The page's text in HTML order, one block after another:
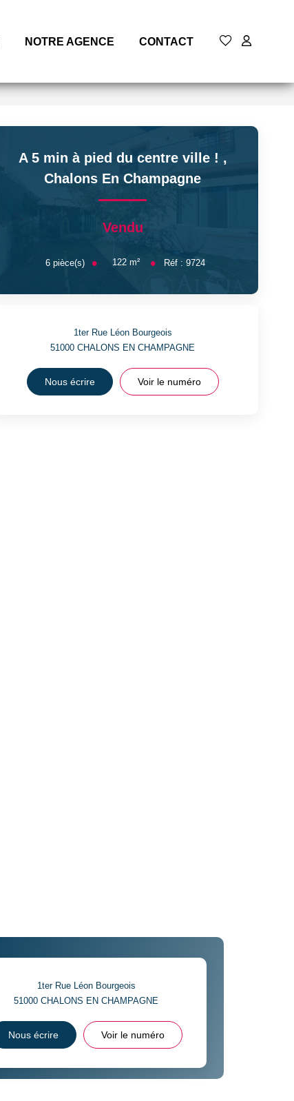
NOTRE AGENCE CONTACT
A 5 min à pied du centre ville ! ,
Chalons En Champagne
Vendu
6pièce(s) 122m² Réf :9724
1ter Rue Léon Bourgeois
51000CHALONS EN CHAMPAGNE
Nous écrire Voir le numéro
1ter Rue Léon Bourgeois
51000CHALONS EN CHAMPAGNE
Nous écrire Voir le numéro